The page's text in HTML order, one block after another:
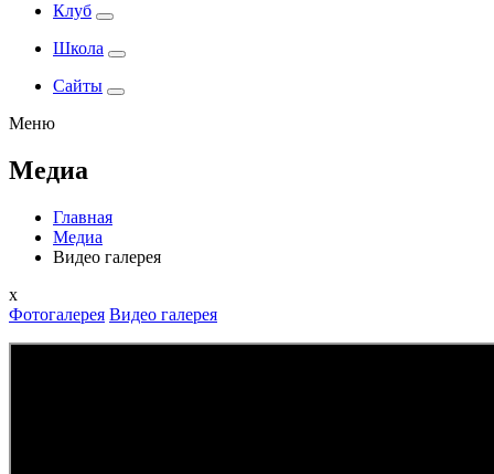
Клуб
Школа
Сайты
Меню
Медиа
Главная
Медиа
Видео галерея
x
Фотогалерея Видео галерея